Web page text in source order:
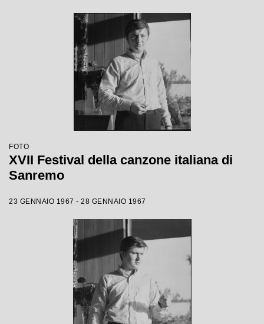
FOTO
XVII Festival della canzone italiana di
Sanremo
23 GENNAIO 1967 - 28 GENNAIO 1967